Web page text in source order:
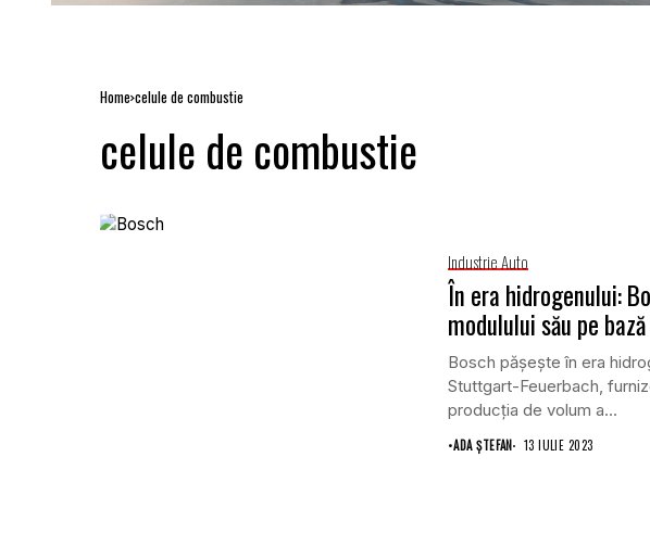
Home celule de combustie
celule de combustie
Industrie Auto
În era hidrogenului:
modulului său pe
Bosch pășește în era
Stuttgart-Feuerbach,
producția de volum a...
•ADA ȘTEFAN 13 IULIE 2023